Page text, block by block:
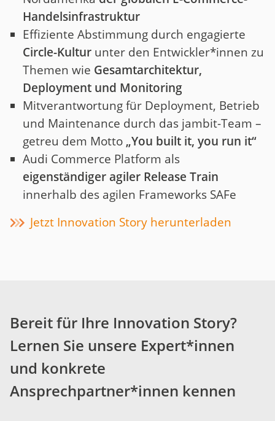
Handelsinfrastruktur
Effiziente Abstimmung durch engagierte
Circle-Kultur unter den Entwickler*innen zu
Themen wie Gesamtarchitektur,
Deployment und Monitoring
Mitverantwortung für Deployment, Betrieb
und Maintenance durch das jambit-Team –
getreu dem Motto „You built it, you run it“
Audi Commerce Platform als
eigenständiger agiler Release Train
innerhalb des agilen Frameworks SAFe
Jetzt Innovation Story herunterladen
Bereit für Ihre Innovation Story?
Lernen Sie unsere Expert*innen
und konkrete
Ansprechpartner*innen kennen